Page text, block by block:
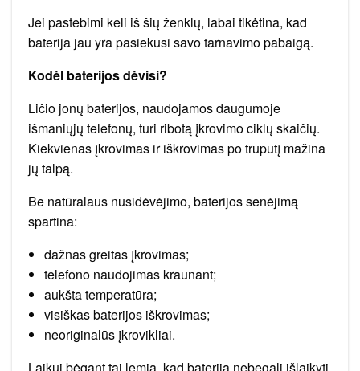
Jei pastebimi keli iš šių ženklų, labai tikėtina, kad
baterija jau yra pasiekusi savo tarnavimo pabaigą.
Kodėl baterijos dėvisi?
Ličio jonų baterijos, naudojamos daugumoje
išmaniųjų telefonų, turi ribotą įkrovimo ciklų skaičių.
Kiekvienas įkrovimas ir iškrovimas po truputį mažina
jų talpą.
Be natūralaus nusidėvėjimo, baterijos senėjimą
spartina:
dažnas greitas įkrovimas;
telefono naudojimas kraunant;
aukšta temperatūra;
visiškas baterijos iškrovimas;
neoriginalūs įkrovikliai.